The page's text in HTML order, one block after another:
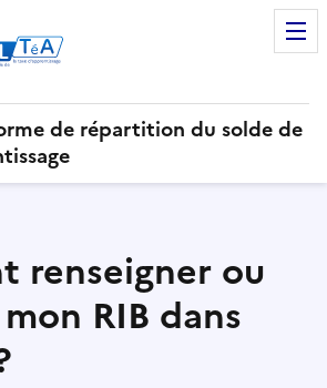
de répartition du solde de
renseigner ou
RIB dans